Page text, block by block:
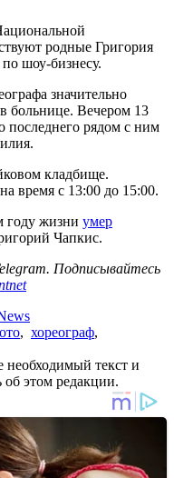
родные Григория
шоу-бизнесу.
значительно
больнице. Вечером 13
последнего рядом с ним
кладбище.
время с 13:00 до 15:00.
году жизни умер
Чапкис.
Подписывайтесь
, хореограф,
текст и
этом редакции.